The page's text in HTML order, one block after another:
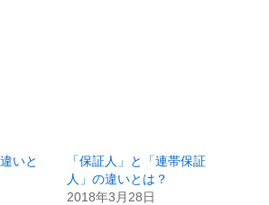
いと
「保証人」と「連帯保証
人」の違いとは？
2018年3月28日